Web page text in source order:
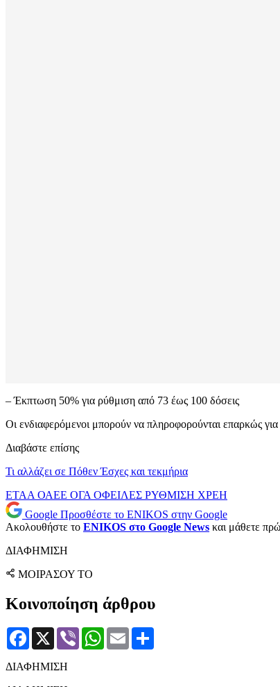
– Έκπτωση 50% για ρύθμιση από 73 έως 100 δόσεις
Οι ενδιαφερόμενοι μπορούν να πληροφορούνται επαρκώς
Διαβάστε επίσης
Τι αλλάζει σε Πόθεν Έσχες και τεκμήρια
ΕΤΑΑ ΟΑΕΕ ΟΓΑ ΟΦΕΙΛΕΣ ΡΥΘΜΙΣΗ ΧΡΕΗ
Google Προσθέστε το ENIKOS στην Google
Ακολουθήστε το ENIKOS στο Google News και μάθετε
ΔΙΑΦΗΜΙΣΗ
ΜΟΙΡΑΣΟΥ ΤΟ
Κοινοποίηση άρθρου
Facebook
X Viber WhatsApp
Email
ΔΙΑΦΗΜΙΣΗ